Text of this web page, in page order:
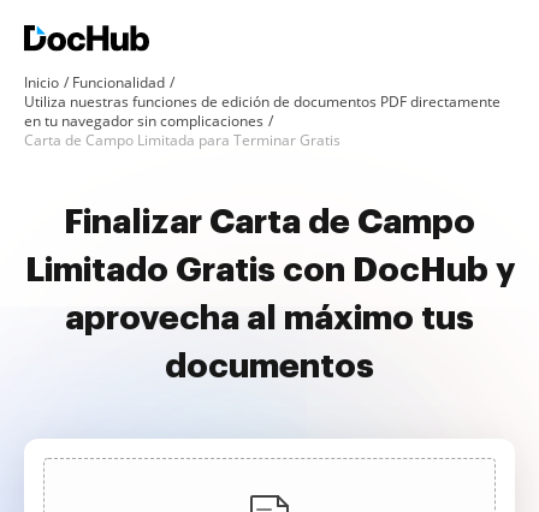
Inicio
Funcionalidad
Utiliza nuestras funciones de edición de documentos PDF directamente
en tu navegador sin complicaciones
Carta de Campo Limitada para Terminar Gratis
Finalizar Carta de Campo
Limitado Gratis con DocHub y
aprovecha al máximo tus
documentos